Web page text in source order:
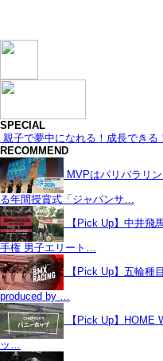
SPECIAL
親子で夢中になれる！成長できる
RECOMMEND
MVPはパリパラリ
る年間授賞式「ジャパンサ…
【Pick Up】中井飛
手権 男子エリート…
【Pick Up】五輪種
produced by …
【Pick Up】HOME
ッ…